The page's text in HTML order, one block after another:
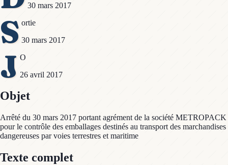
30 mars 2017
S ortie
30 mars 2017
J O
26 avril 2017
Objet
Arrêté du 30 mars 2017 portant agrément de la société METROPACK
pour le contrôle des emballages destinés au transport des marchandises
dangereuses par voies terrestres et maritime
Texte complet